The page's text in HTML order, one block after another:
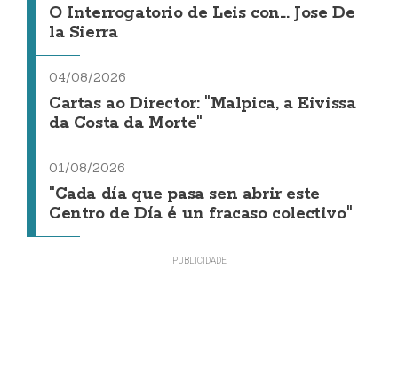
O Interrogatorio de Leis con... Jose De
la Sierra
04/08/2026
Cartas ao Director: "Malpica, a Eivissa
da Costa da Morte"
01/08/2026
"Cada día que pasa sen abrir este
Centro de Día é un fracaso colectivo"